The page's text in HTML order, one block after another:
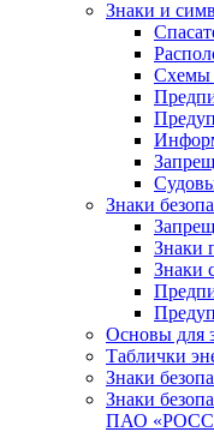
Знаки и
Знаки
Знаки
Знаки
Основы для
Таблички
Знаки
Знаки
ПАО